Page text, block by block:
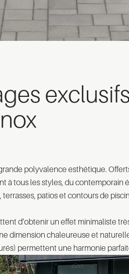
polyvalence esthétique.
à tous les styles, du
patios et contours de
d’obtenir un effet minimaliste
dimension chaleureuse et
permettent une harmonie